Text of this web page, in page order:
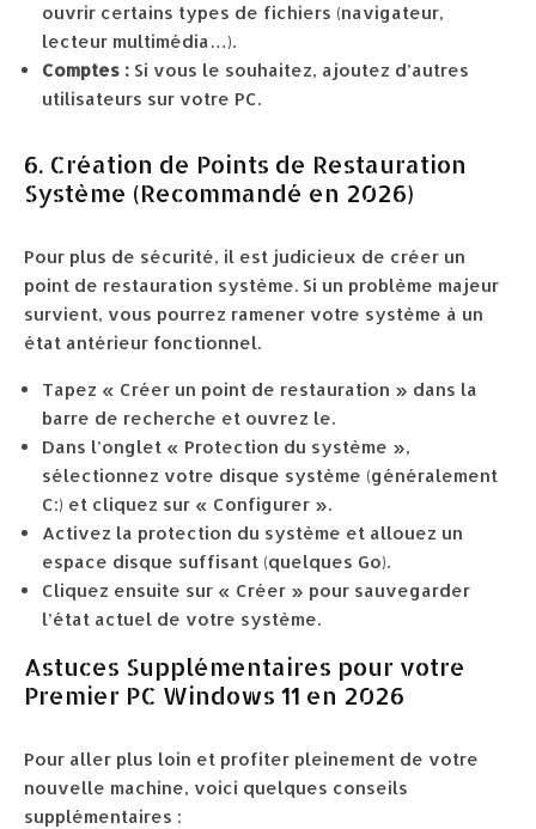
ouvrir certains types de fichiers (navigateur,
lecteur multimédia…).
Comptes : Si vous le souhaitez, ajoutez d’autres
utilisateurs sur votre PC.
6. Création de Points de Restauration
Système (Recommandé en 2026)
Pour plus de sécurité, il est judicieux de créer un
point de restauration système. Si un problème majeur
survient, vous pourrez ramener votre système à un
état antérieur fonctionnel.
Tapez « Créer un point de restauration » dans la
barre de recherche et ouvrez le.
Dans l’onglet « Protection du système »,
sélectionnez votre disque système (généralement
C:) et cliquez sur « Configurer ».
Activez la protection du système et allouez un
espace disque suffisant (quelques Go).
Cliquez ensuite sur « Créer » pour sauvegarder
l’état actuel de votre système.
Astuces Supplémentaires pour votre
Premier PC Windows 11 en 2026
Pour aller plus loin et profiter pleinement de votre
nouvelle machine, voici quelques conseils
supplémentaires :